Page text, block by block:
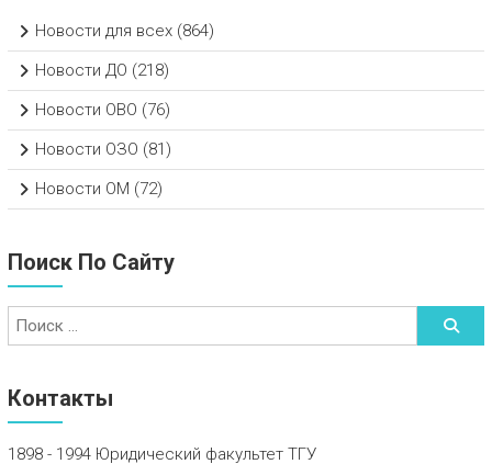
Новости для всех(864)
Новости ДО (218)
Новости ОВО (76)
Новости ОЗО (81)
Новости ОМ (72)
Поиск По Сайту
Контакты
1898 - 1994 Юридический факультет ТГУ